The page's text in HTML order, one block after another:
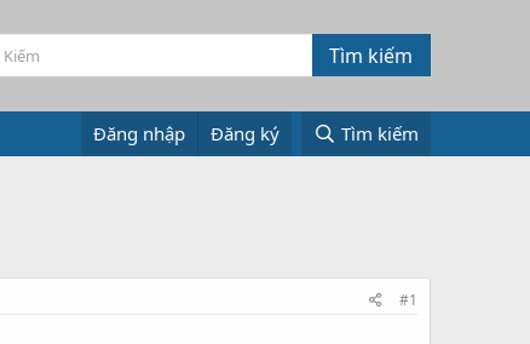
Đăng nhập Đăng ký Tìm kiếm
#1